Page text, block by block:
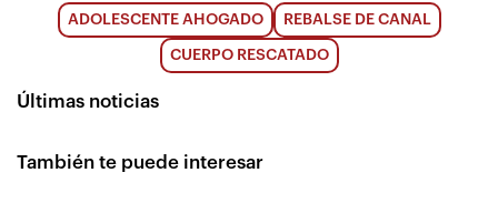
ADOLESCENTE AHOGADO REBALSE DE CANAL
CUERPO RESCATADO
Últimas noticias
También te puede interesar